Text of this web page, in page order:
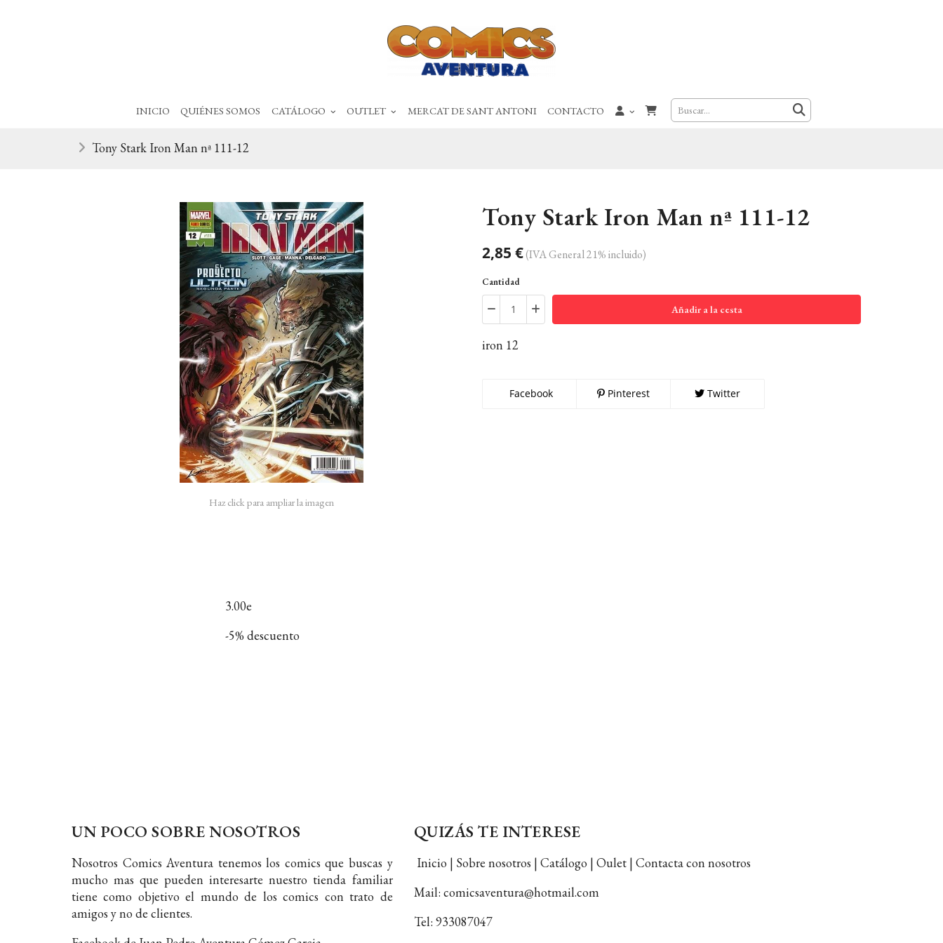
INICIO QUIÉNES SOMOS CATÁLOGO OUTLET MERCAT DE SANT ANTONI CONTACTO
Tony Stark Iron Man nª 111-12
Haz click para ampliar la imagen
Tony Stark Iron Man nª 111-12
2,85 €(IVA General 21% incluido)
Cantidad
Añadir a la cesta
iron 12
Facebook Pinterest Twitter
3.00e
-5% descuento
UN POCO SOBRE NOSOTROS
Nosotros Comics Aventura tenemos los comics que buscas y
mucho mas que pueden interesarte nuestro tienda familiar
tiene como objetivo el mundo de los comics con trato de
amigos y no de clientes.
QUIZÁS TE INTERESE
Inicio | Sobre nosotros | Catálogo | Oulet | Contacta con nosotros
Mail: comicsaventura@hotmail.com
Tel: 933087047